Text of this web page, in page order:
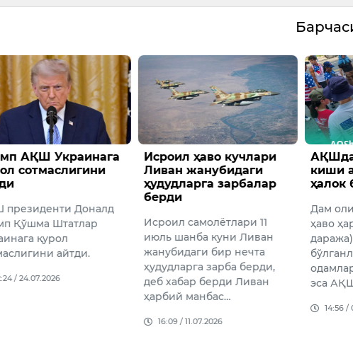
АҚШ Украинага
сотмаслигини
Доналд
Қўшма Штатлар
қурол
айтди.
/ 24.07.2026
Исроил ҳаво кучлари
Ливан жанубидаги
ҳудудларга зарбалар
берди
Исроил самолётлари 11
июль шанба куни Ливан
жанубидаги бир нечта
ҳудудларга зарба берди,
деб хабар берди Ливан
ҳарбий манбас…
16:09 / 11.07.2026
АҚШда
киши
ҳалок
Дам
ҳаво
эса
14:56 /